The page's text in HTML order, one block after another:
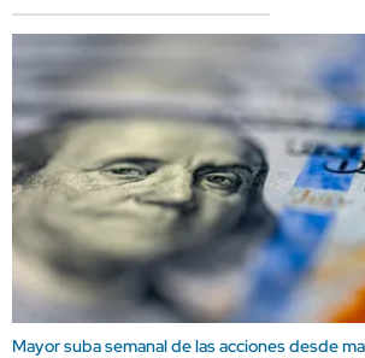
Mayor suba semanal de las acciones desde